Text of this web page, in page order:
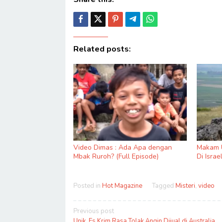
Related posts:
Video Dimas : Ada Apa dengan
Mbak Ruroh? (Full Episode)
Makam
Di Israel
Posted in Hot Magazine Tagged Misteri, video
Post
Previous post